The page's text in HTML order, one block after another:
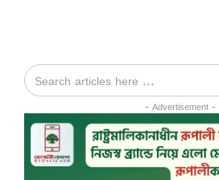
- Advertisement -